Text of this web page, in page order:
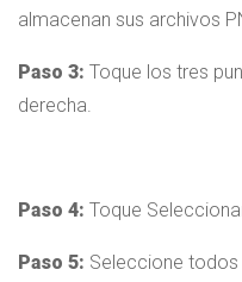
almacenan sus archivos
Paso 3: Toque los tres
derecha.
Paso 4: Toque
Paso 5: Seleccione todos